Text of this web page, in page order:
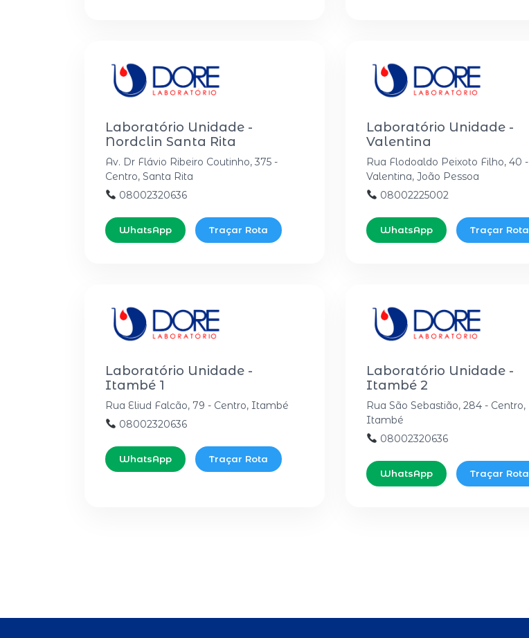
Laboratório Unidade -
Nordclin Santa Rita
Av. Dr Flávio Ribeiro Coutinho, 375 -
Centro, Santa Rita
08002320636
WhatsApp Traçar Rota
Laboratório Unidade -
Valentina
Rua Flodoaldo Peixoto Filho, 40 -
Valentina, João Pessoa
08002225002
WhatsApp Traçar Rota
Laboratório Unidade -
Itambé 1
Rua Eliud Falcão, 79 - Centro, Itambé
08002320636
WhatsApp Traçar Rota
Laboratório Unidade -
Itambé 2
Rua São Sebastião, 284 - Centro,
Itambé
08002320636
WhatsApp Traçar Rota